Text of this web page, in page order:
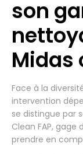
son
Midas
Face à la
intervention
se distingue par
Clean FAP, gage
prendre en